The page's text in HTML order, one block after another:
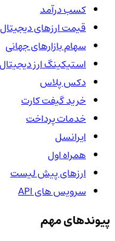
کسب درآمد
قیمت ارزهای دیجیتال
سهام بازارهای جهانی
استیکینگ ارز دیجیتال
دکس پلاس
خرید گیفت کارت
خدمات پرداخت
ایرانسل
همراه اول
ارزهای پیش لیست
سرویس های API
پیوندهای مهم